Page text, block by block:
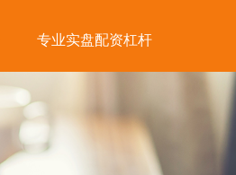
专业实盘配资杠杆